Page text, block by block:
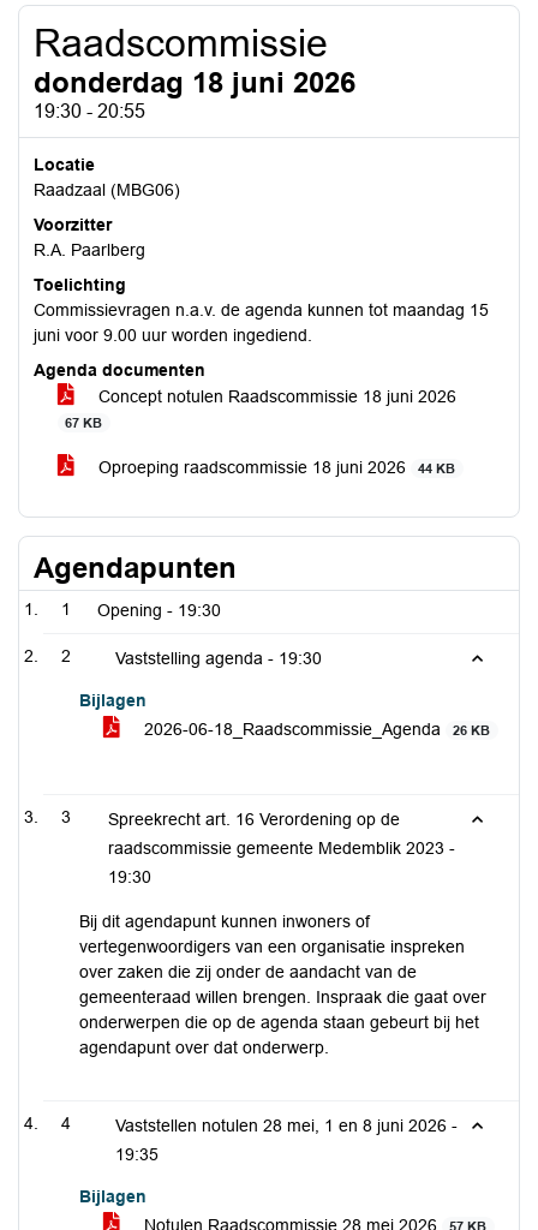
Raadscommissie
donderdag 18 juni 2026
19:30 - 20:55
Locatie
Raadzaal (MBG06)
Voorzitter
R.A. Paarlberg
Toelichting
Commissievragen n.a.v. de agenda kunnen tot maandag 15
juni voor 9.00 uur worden ingediend.
Agenda documenten
Concept notulen Raadscommissie 18 juni 2026
67 KB
Oproeping raadscommissie 18 juni 2026 44 KB
Agendapunten
1 Opening - 19:30
2 Vaststelling agenda - 19:30
Bijlagen
2026-06-18_Raadscommissie_Agenda
26 KB
3
Spreekrecht art. 16 Verordening op de
raadscommissie gemeente Medemblik 2023 -
19:30
Bij dit agendapunt kunnen inwoners of
vertegenwoordigers van een organisatie inspreken
over zaken die zij onder de aandacht van de
gemeenteraad willen brengen. Inspraak die gaat over
onderwerpen die op de agenda staan gebeurt bij het
agendapunt over dat onderwerp.
4
Vaststellen notulen 28 mei, 1 en 8 juni 2026 -
19:35
Bijlagen
Notulen Raadscommissie 28 mei 2026
57 KB